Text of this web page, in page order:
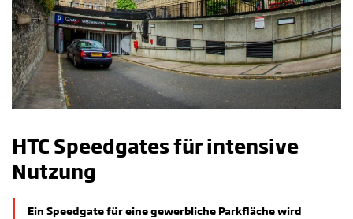
HTC Speedgates für intensive
Nutzung
Ein Speedgate für eine gewerbliche Parkfläche wird